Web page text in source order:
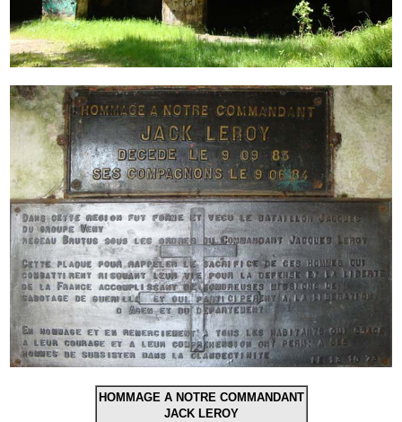
HOMMAGE A NOTRE COMMANDANT
JACK LEROY